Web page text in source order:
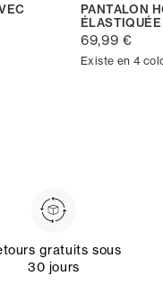
PANTALON
69,99 €
Existe en 4
gratuits sous
30 jours